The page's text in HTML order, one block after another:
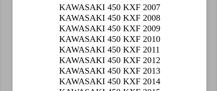
KAWASAKI 450 KXF 2007
KAWASAKI 450 KXF 2008
KAWASAKI 450 KXF 2009
KAWASAKI 450 KXF 2010
KAWASAKI 450 KXF 2011
KAWASAKI 450 KXF 2012
KAWASAKI 450 KXF 2013
KAWASAKI 450 KXF 2014